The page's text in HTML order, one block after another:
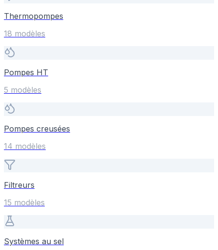
Thermopompes
18 modèles
Pompes HT
5 modèles
Pompes creusées
14 modèles
Filtreurs
15 modèles
Systèmes au sel